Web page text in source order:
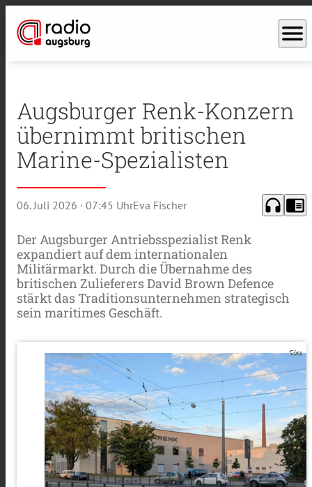
menu
Augsburger Renk-Konzern
übernimmt britischen
Marine-Spezialisten
06. Juli 2026 · 07:45 UhrEva Fischer headphones chrome_reader_mode
Der Augsburger Antriebsspezialist Renk
expandiert auf dem internationalen
Militärmarkt. Durch die Übernahme des
britischen Zulieferers David Brown Defence
stärkt das Traditionsunternehmen strategisch
sein maritimes Geschäft.
Götz